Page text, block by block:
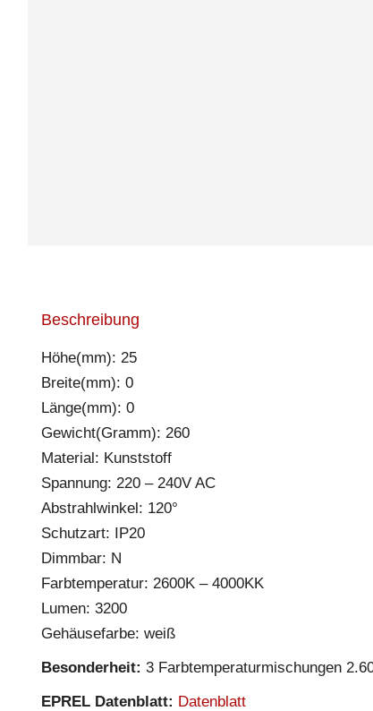
Beschreibung
Höhe(mm): 25
Breite(mm): 0
Länge(mm): 0
Gewicht(Gramm): 260
Material: Kunststoff
Spannung: 220 – 240V AC
Abstrahlwinkel: 120°
Schutzart: IP20
Dimmbar: N
Farbtemperatur: 2600K – 4000KK
Lumen: 3200
Gehäusefarbe: weiß
Besonderheit: 3 Farbtemperaturmischungen
EPREL Datenblatt: Datenblatt